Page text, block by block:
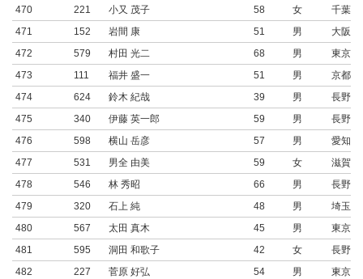
470
221 小又 茂子 58 女
千葉県
471
152 岩間 康 51 男
大阪府
472
579 村田 光二 68 男
東京都
473
111 福井 盛一 51 男
京都府
474
624 鈴木 紀哉 39 男
長野県
475
340 伊藤 英一郎 59 男
長野県
476
598 横山 岳彦 57 男
愛知県
477
531 男全 由美 59 女
滋賀県
478
546 林 秀昭 66 男
長野県
479
320 石上 純 48 男
埼玉県
480
567 太田 真木 45 男
東京都
481
595 洞田 和歌子 42 女
長野県
482
227 菅原 好弘 54 男
東京都